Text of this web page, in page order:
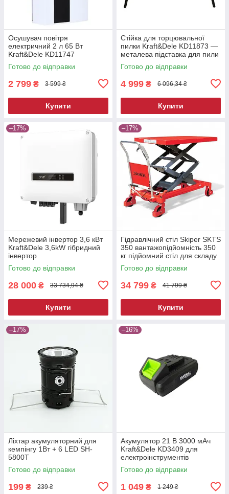
Осушувач повітря
електричний 2 л 65 Вт
Kraft&Dele KD11747
побутовий вологопоглинач
Готово до відправки
2 799 ₴ 3 599 ₴
Купити
Стійка для торцювальної
пилки Kraft&Dele KD11873 —
металева підставка для пили
Готово до відправки
4 999 ₴ 6 096,34 ₴
Купити
–17%
Мережевий інвертор 3,6 кВт
Kraft&Dele 3,6kW гібридний
інвертор
Готово до відправки
28 000 ₴ 33 734,94 ₴
Купити
–17%
Гідравлічний стіл Skiper SKTS
350 вантажопідйомність 350
кг підйомний стіл для складу
та СТО
Готово до відправки
34 799 ₴ 41 799 ₴
Купити
–17%
Ліхтар акумуляторний для
кемпінгу 1Вт + 6 LED SH-
5800T
Готово до відправки
199 ₴ 239 ₴
–16%
Акумулятор 21 В 3000 мАч
Kraft&Dele KD3409 для
електроінструментів
Готово до відправки
1 049 ₴ 1 249 ₴